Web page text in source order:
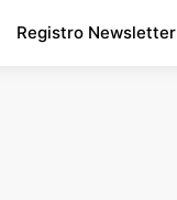
Registro Newsletter